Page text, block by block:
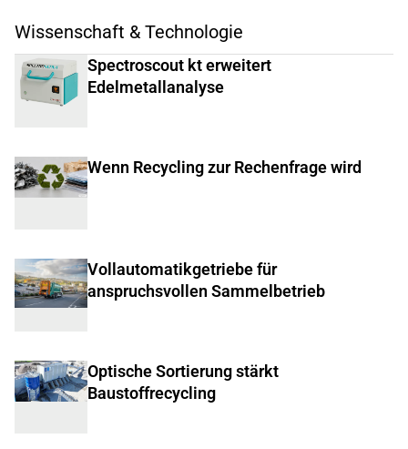
Wissenschaft & Technologie
Spectroscout kt erweitert
Edelmetallanalyse
Wenn Recycling zur Rechenfrage wird
Vollautomatikgetriebe für
anspruchsvollen Sammelbetrieb
Optische Sortierung stärkt
Baustoffrecycling